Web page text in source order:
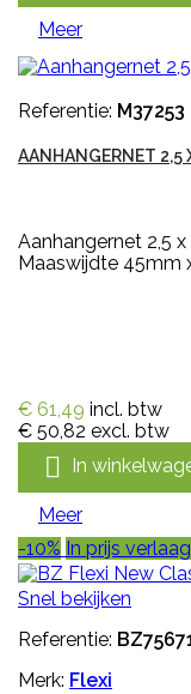
Meer
Referentie: M37253
AANHANGERNET 2,5
Aanhangernet 2,5
Maaswijdte 45mm
€ 61,49 incl. btw
€ 50,82 excl. btw
 In
Meer
-10% In prijs
Snel bekijken
Referentie:
Merk: Flexi